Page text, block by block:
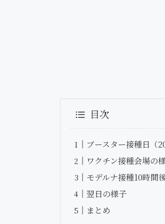
目次
ブースター接種日（
ワクチン接種会場の
モデルナ接種10時間
翌日の様子
まとめ